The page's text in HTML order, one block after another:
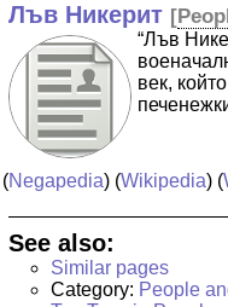
Лъв Никерит [
“Лъв
век,
(Negapedia) (Wikipedia) (
See also:
Similar pages
Category: People